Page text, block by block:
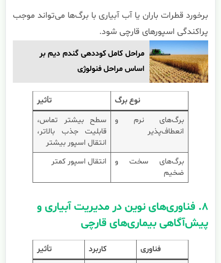
برخورد قطرات باران یا آب آبیاری با برگ‌ها می‌تواند موجب
پراکندگی اسپورهای قارچی شود.
مراحل کامل کوددهی گندم دیم بر
اساس مراحل فنولوژی
نوع برگ
تأثیر
برگ‌های نرم و
انعطاف‌پذیر
سطح بیشتر تماس،
قابلیت جذب بالاتر،
انتقال اسپور بیشتر
برگ‌های سخت و
ضخیم
انتقال اسپور کمتر
۸. فناوری‌های نوین در مدیریت آبیاری و
پیش‌آگاهی بیماری‌های قارچی
فناوری کاربرد
تأثیر